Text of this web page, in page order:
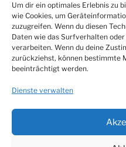
Um dir ein optimales Erlebnis zu
wie Cookies, um
zuzugreifen. Wenn du diesen
Daten wie das Surfverhalten
verarbeiten. Wenn du deine
zurückziehst, können bestimmte
beeinträchtigt werden.
Dienste verwalten
IMPRESSUM
Cookie-Richtlinie (EU)
Datenschutzerklärung
Impressum